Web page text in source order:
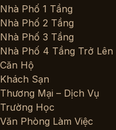
Nhà Phố 1 Tầng
Nhà Phố 2 Tầng
Nhà Phố 3 Tầng
Nhà Phố 4 Tầng Trở Lên
Căn Hộ
Khách Sạn
Thương Mại – Dịch Vụ
Trường Học
Văn Phòng Làm Việc